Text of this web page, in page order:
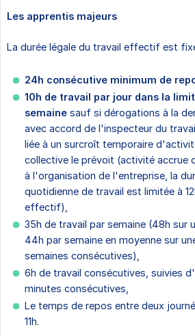
Les apprentis majeurs
La durée légale du travail effectif est
24h consécutive minimum de
10h de travail par jour dans la
semaine sauf si dérogations à la
avec accord de l'inspecteur du
liée à un surcroît temporaire
collective le prévoit (activité accrue
à l'organisation de l'entreprise, la
quotidienne de travail est limitée à
effectif),
35h de travail par semaine (48h sur
44h par semaine en moyenne sur
semaines consécutives),
6h de travail consécutives, suivies
minutes consécutives,
Le temps de repos entre deux
11h.